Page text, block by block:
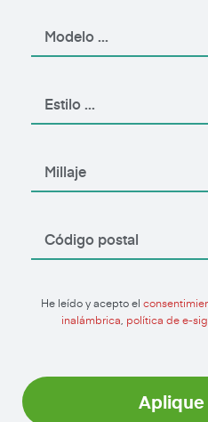
He leído y acepto el
inalámbrica política de e-
Aplique